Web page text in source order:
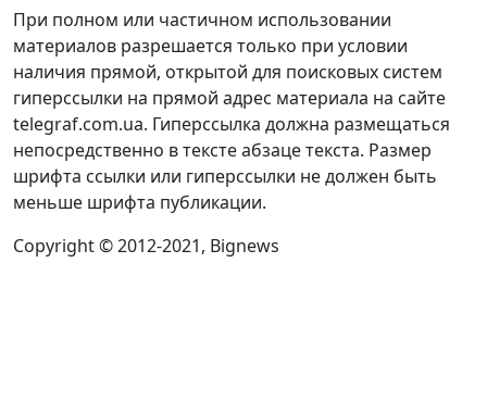
При полном или частичном использовании
материалов разрешается только при условии
наличия прямой, открытой для поисковых систем
гиперссылки на прямой адрес материала на сайте
telegraf.com.ua. Гиперссылка должна размещаться
непосредственно в тексте абзаце текста. Размер
шрифта ссылки или гиперссылки не должен быть
меньше шрифта публикации.
Copyright © 2012-2021, Bignews